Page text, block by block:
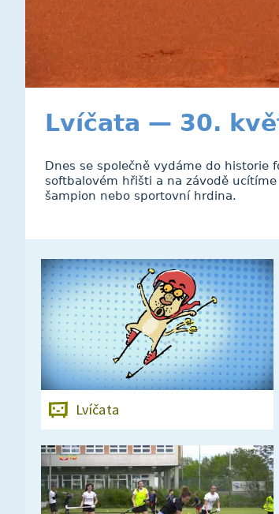
Lvíčata — 30.
Dnes se společně vydáme do
softbalovém hřišti a na závodě
šampion nebo sportovní hrdina.
Lvíčata